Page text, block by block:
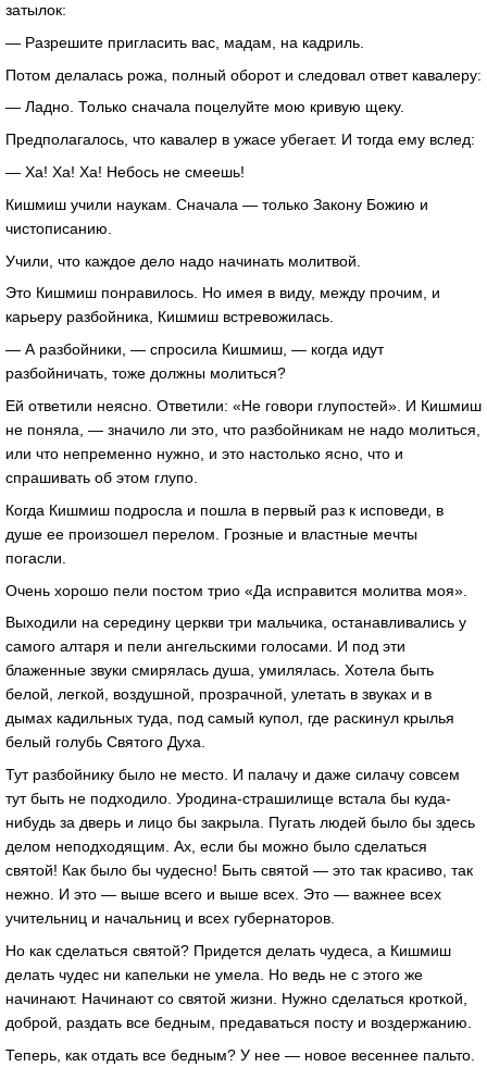
затылок:
— Разрешите пригласить вас, мадам, на кадриль.
Потом делалась рожа, полный оборот и следовал ответ кавалеру:
— Ладно. Только сначала поцелуйте мою кривую щеку.
Предполагалось, что кавалер в ужасе убегает. И тогда ему вслед:
— Ха! Ха! Ха! Небось не смеешь!
Кишмиш учили наукам. Сначала — только Закону Божию и
чистописанию.
Учили, что каждое дело надо начинать молитвой.
Это Кишмиш понравилось. Но имея в виду, между прочим, и
карьеру разбойника, Кишмиш встревожилась.
— А разбойники, — спросила Кишмиш, — когда идут
разбойничать, тоже должны молиться?
Ей ответили неясно. Ответили: «Не говори глупостей». И Кишмиш
не поняла, — значило ли это, что разбойникам не надо молиться,
или что непременно нужно, и это настолько ясно, что и
спрашивать об этом глупо.
Когда Кишмиш подросла и пошла в первый раз к исповеди, в
душе ее произошел перелом. Грозные и властные мечты
погасли.
Очень хорошо пели постом трио «Да исправится молитва моя».
Выходили на середину церкви три мальчика, останавливались у
самого алтаря и пели ангельскими голосами. И под эти
блаженные звуки смирялась душа, умилялась. Хотела быть
белой, легкой, воздушной, прозрачной, улетать в звуках и в
дымах кадильных туда, под самый купол, где раскинул крылья
белый голубь Святого Духа.
Тут разбойнику было не место. И палачу и даже силачу совсем
тут быть не подходило. Уродина-страшилище встала бы куда-
нибудь за дверь и лицо бы закрыла. Пугать людей было бы здесь
делом неподходящим. Ах, если бы можно было сделаться
святой! Как было бы чудесно! Быть святой — это так красиво, так
нежно. И это — выше всего и выше всех. Это — важнее всех
учительниц и начальниц и всех губернаторов.
Но как сделаться святой? Придется делать чудеса, а Кишмиш
делать чудес ни капельки не умела. Но ведь не с этого же
начинают. Начинают со святой жизни. Нужно сделаться кроткой,
доброй, раздать все бедным, предаваться посту и воздержанию.
Теперь, как отдать все бедным? У нее — новое весеннее пальто.